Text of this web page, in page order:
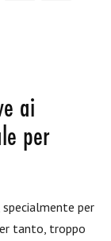
ai
per
per
tanto, troppo